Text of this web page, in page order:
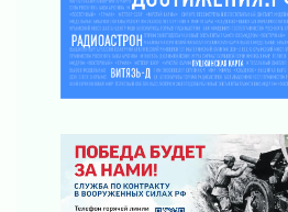
03 августа 2026
Часть медиков в
рассчитывать на доплату
03 августа 2026
ликвидировали 10 пожаров
03 августа 2026
Клюква наливается, но в